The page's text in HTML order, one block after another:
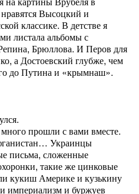
Высоцкий и
классике. В детстве я
листала альбомы с
Брюллова. И Перов для
а Достоевский глубже, чем
до Путина и «крымнаш».
прошли с вами вместе.
Украинцы
письма, сложенные
такие же цинковые
кукиш Америке и кузькину
империализм и буржуев